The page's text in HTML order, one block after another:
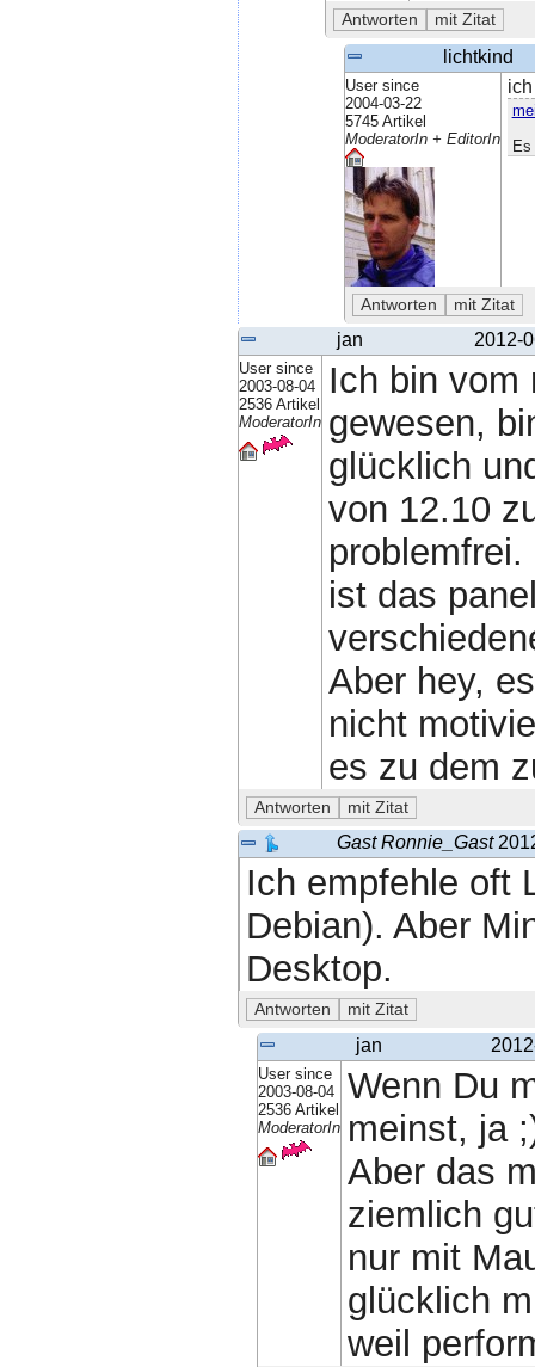
lichtkind
User since
2004-03-22
5745 Artikel
ModeratorIn + EditorIn
jan 2012-
User since
2003-08-04
2536 Artikel
ModeratorIn
Ich bin vom
gewesen,
glücklich
von 12.10
ist das
Aber hey,
nicht
es zu dem
Gast Ronnie_Gast
Ich empfehle oft
Debian). Aber
Desktop.
jan
User since
2003-08-04
2536 Artikel
ModeratorIn
Wenn Du
meinst, ja
Aber das
ziemlich
nur mit
glücklich
weil